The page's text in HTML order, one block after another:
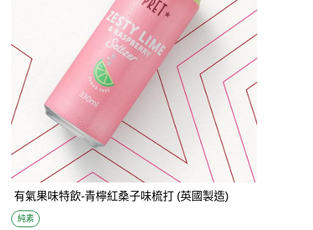
有氣果味特飲-青檸紅桑子味梳打 (英國製造)
純素